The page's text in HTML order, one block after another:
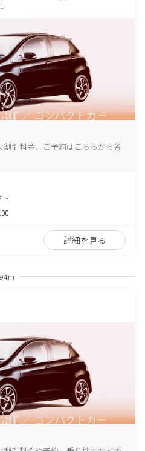
引料金、ご予約はこちらから各
ト
詳細を見る